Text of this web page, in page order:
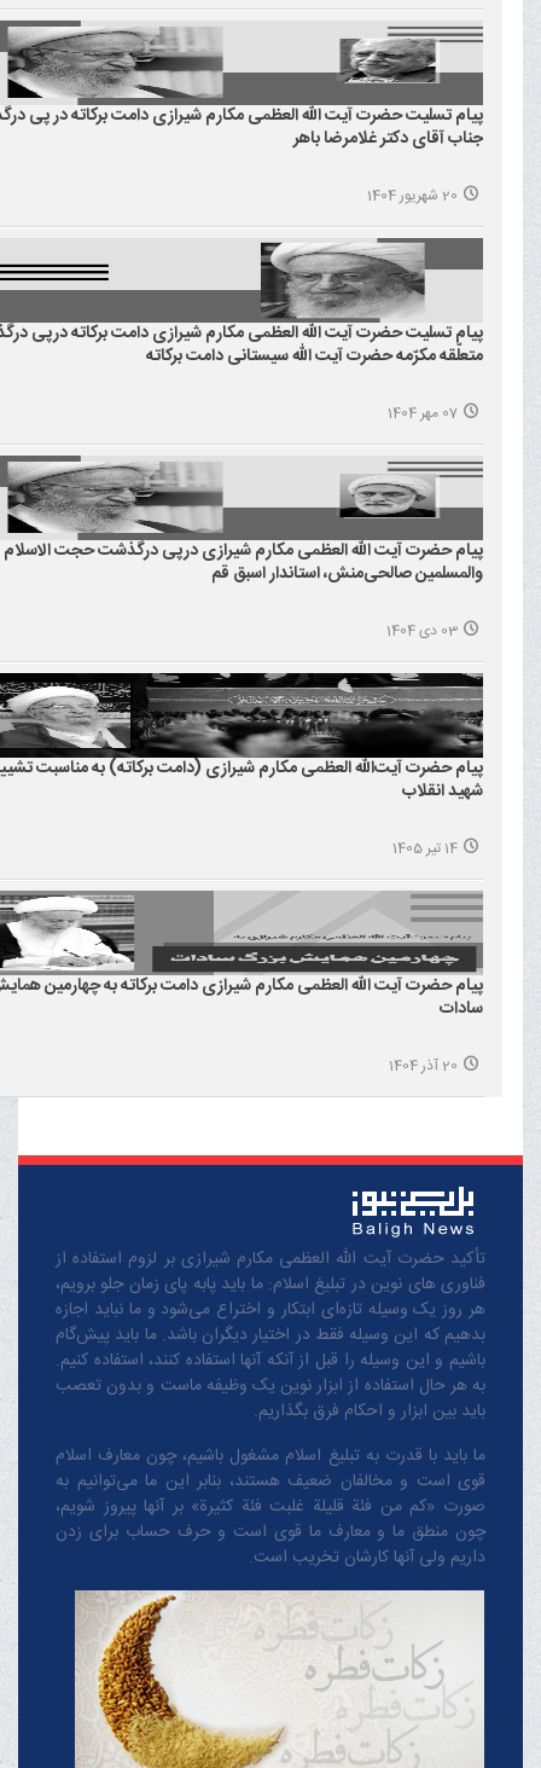
پیام تسلیت حضرت آیت الله العظمی مکارم شیرازی دامت برکاته در پی
جناب آقای دکتر غلامرضا باهر
20 شهریور 1404
پیام تسلیت حضرت آیت الله العظمی مکارم شیرازی دامت برکاته درپی
متعلّقه مکرّمه حضرت آیت الله سیستانی دامت برکاته
07 مهر 1404
پیام حضرت آیت الله العظمی مکارم شیرازی درپی درگذشت حجت الاسلام
والمسلمین صالحی‌منش، استاندار اسبق قم
03 دی 1404
پیام حضرت آیت‌الله العظمی مکارم شیرازی (دامت برکاته) به مناسبت
شهید انقلاب
14 تیر 1405
پیام حضرت آیت الله العظمی مکارم شیرازی دامت برکاته به چهارمین
سادات
20 آذر 1404
تأکید حضرت آیت الله العظمی مکارم شیرازی بر لزوم استفاده از
فناوری های نوین در تبلیغ اسلام: ما باید پابه پای زمان جلو برویم،
هر روز یک وسیله تازه‌ای ابتکار و اختراع می‌شود و ما نباید اجازه
بدهیم که این وسیله فقط در اختیار دیگران باشد. ما باید پیش‌گام
باشیم و این وسیله را قبل از آنکه آنها استفاده کنند، استفاده کنیم.
به هر حال استفاده از ابزار نوین یک وظیفه ماست و بدون تعصب
باید بین ابزار و احکام فرق بگذاریم.
ما باید با قدرت به تبلیغ اسلام مشغول باشیم، چون معارف اسلام
قوی است و مخالفان ضعیف هستند، بنابر این ما می‌توانیم به
صورت «کم من فئة قلیلة غلبت فئة کثیرة» بر آنها پیروز شویم،
چون منطق‌ ما و معارف ‌ما قوی است و حرف حساب برای زدن
داریم ولی آنها کارشان تخریب است.